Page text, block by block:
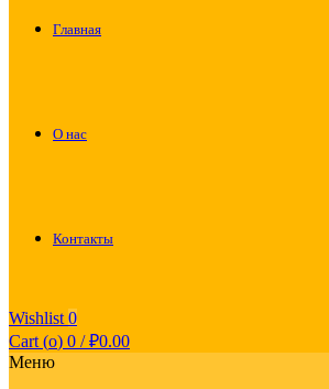
Главная
О нас
Контакты
Wishlist 0
Cart (o) 0 / ₽0.00
Меню